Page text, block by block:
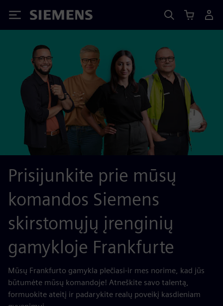
Siemens
Prisijunkite prie mūsų
komandos Siemens
skirstomųjų įrenginių
gamykloje Frankfurte
Mūsų Frankfurto gamykla plečiasi-ir mes norime, kad jūs
būtumėte mūsų komandoje! Atneškite savo talentą,
formuokite ateitį ir padarykite realų poveikį kasdieniam